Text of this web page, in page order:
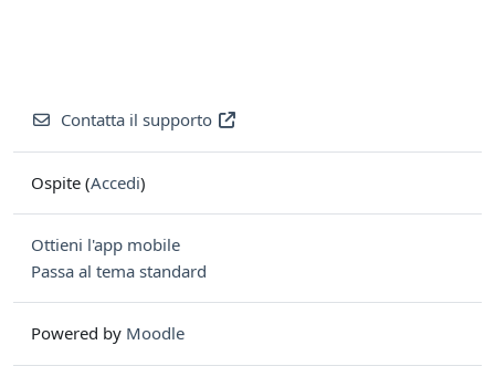
Contatta il supporto
Ospite (Accedi)
Ottieni l'app mobile
Passa al tema standard
Powered by Moodle